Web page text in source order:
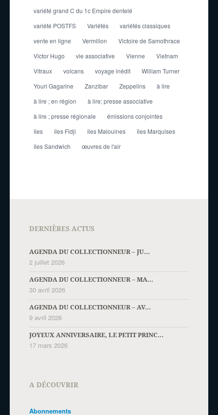
variété grand C du 1c Empire dentelé
variété POSTFS
Variétés
variétés classiques
vente en ligne
Vermillon
Victoire de Samothrace
Victor Hugo
vie associative Vienne
Vietnam
Vitraux
volcans voyage inédit
William Turner
Youri Gagarine
Zanzibar Zeppelins
à lire
à lire ; en région
à lire; presse associative
à lire ; presse régionale
émissions conjointes
îles
îles Fidji îles Malouines
îles Marquises
îles Sandwich
œuvres de l'air
DERNIÈRES ACTUS
AGENDA DU COLLECTIONNEUR – JU...
2 juillet 2026
AGENDA DU COLLECTIONNEUR – MA...
30 avril 2026
AGENDA DU COLLECTIONNEUR – AV...
9 avril 2026
JOYEUX ANNIVERSAIRE, LE PETIT PRINC...
17 mars 2026
A DÉCOUVRIR
Abonnements